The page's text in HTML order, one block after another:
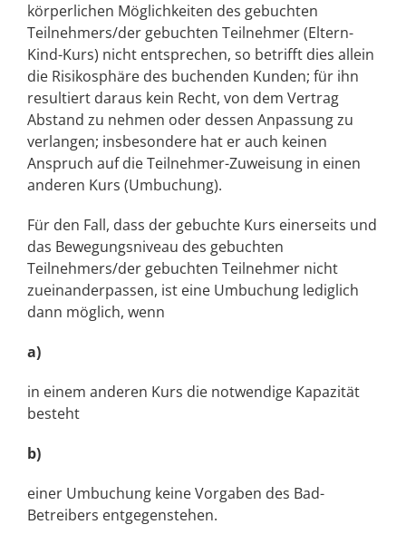
körperlichen Möglichkeiten des gebuchten
Teilnehmers/der gebuchten Teilnehmer (Eltern-
Kind-Kurs) nicht entsprechen, so betrifft dies allein
die Risikosphäre des buchenden Kunden; für ihn
resultiert daraus kein Recht, von dem Vertrag
Abstand zu nehmen oder dessen Anpassung zu
verlangen; insbesondere hat er auch keinen
Anspruch auf die Teilnehmer-Zuweisung in einen
anderen Kurs (Umbuchung).
Für den Fall, dass der gebuchte Kurs einerseits und
das Bewegungsniveau des gebuchten
Teilnehmers/der gebuchten Teilnehmer nicht
zueinanderpassen, ist eine Umbuchung lediglich
dann möglich, wenn
a)
in einem anderen Kurs die notwendige Kapazität
besteht
b)
einer Umbuchung keine Vorgaben des Bad-
Betreibers entgegenstehen.